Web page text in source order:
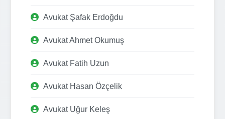
Avukat Şafak Erdoğdu
Avukat Ahmet Okumuş
Avukat Fatih Uzun
Avukat Hasan Özçelik
Avukat Uğur Keleş